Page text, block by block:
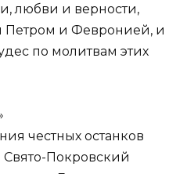
любви и верности,
Петром и Февронией, и
по молитвам этих
честных останков
Покровский